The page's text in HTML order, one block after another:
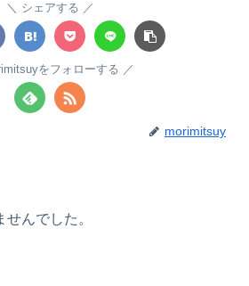
シェアする
をフォローする
morimitsuy
んでした。